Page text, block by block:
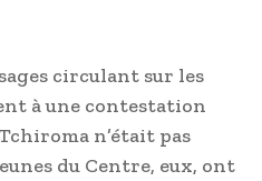
circulant sur les
à une contestation
n’était pas
du Centre, eux, ont